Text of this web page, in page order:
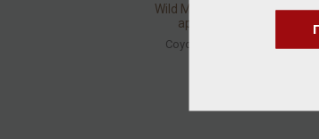
Wild Mango Balsamic Star,
approx. 3% acidity
Соус